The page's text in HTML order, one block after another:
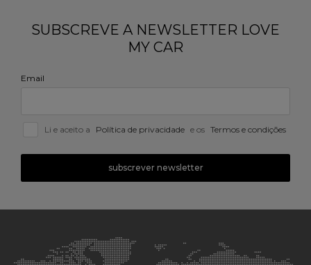
SUBSCREVE A NEWSLETTER LOVE
MY CAR
Email
subscrever newsletter
Li e aceito a Política de privacidade e os Termos e condições